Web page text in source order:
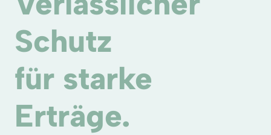
Schutz
für starke
Erträge.